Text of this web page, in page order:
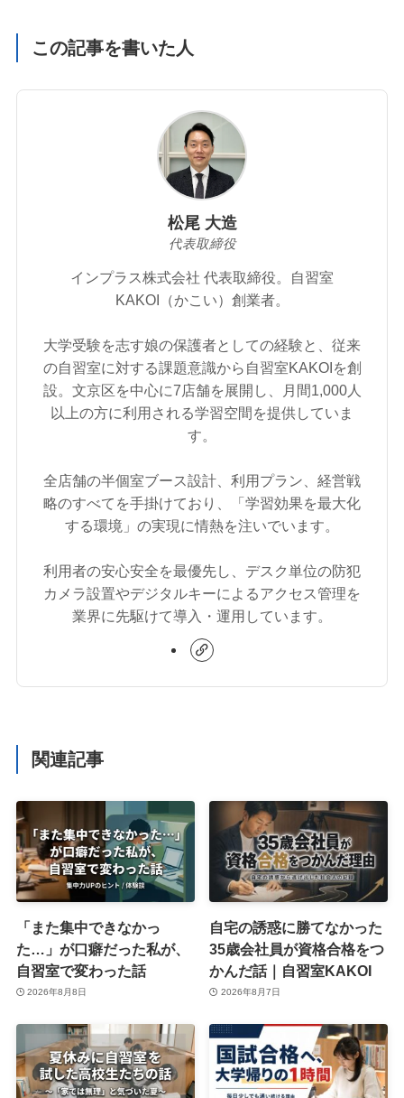
この記事を書いた人
松尾 大造
代表取締役
インプラス株式会社 代表取締役。自習室
KAKOI（かこい）創業者。
大学受験を志す娘の保護者としての経験と、従来
の自習室に対する課題意識から自習室KAKOIを創
設。文京区を中心に7店舗を展開し、月間1,000人
以上の方に利用される学習空間を提供していま
す。
全店舗の半個室ブース設計、利用プラン、経営戦
略のすべてを手掛けており、「学習効果を最大化
する環境」の実現に情熱を注いでいます。
利用者の安心安全を最優先し、デスク単位の防犯
カメラ設置やデジタルキーによるアクセス管理を
業界に先駆けて導入・運用しています。
関連記事
「また集中できなかっ
た…」が口癖だった私が、
自習室で変わった話
2026年8月8日
自宅の誘惑に勝てなかった
35歳会社員が資格合格をつ
かんだ話｜自習室KAKOI
2026年8月7日